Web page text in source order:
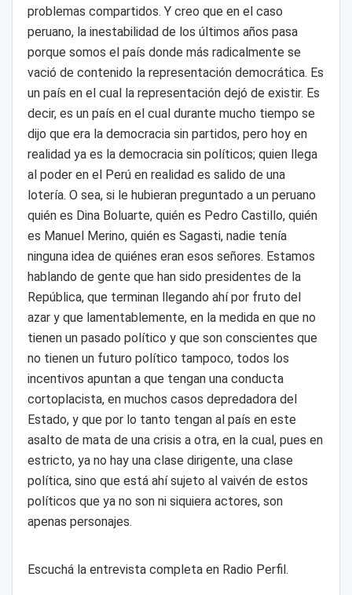
problemas compartidos. Y creo que en el caso
peruano, la inestabilidad de los últimos años pasa
porque somos el país donde más radicalmente se
vació de contenido la representación democrática. Es
un país en el cual la representación dejó de existir. Es
decir, es un país en el cual durante mucho tiempo se
dijo que era la democracia sin partidos, pero hoy en
realidad ya es la democracia sin políticos; quien llega
al poder en el Perú en realidad es salido de una
lotería. O sea, si le hubieran preguntado a un peruano
quién es Dina Boluarte, quién es Pedro Castillo, quién
es Manuel Merino, quién es Sagasti, nadie tenía
ninguna idea de quiénes eran esos señores. Estamos
hablando de gente que han sido presidentes de la
República, que terminan llegando ahí por fruto del
azar y que lamentablemente, en la medida en que no
tienen un pasado político y que son conscientes que
no tienen un futuro político tampoco, todos los
incentivos apuntan a que tengan una conducta
cortoplacista, en muchos casos depredadora del
Estado, y que por lo tanto tengan al país en este
asalto de mata de una crisis a otra, en la cual, pues en
estricto, ya no hay una clase dirigente, una clase
política, sino que está ahí sujeto al vaivén de estos
políticos que ya no son ni siquiera actores, son
apenas personajes.
Escuchá la entrevista completa en Radio Perfil.